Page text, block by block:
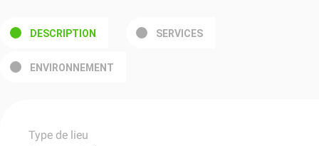
DESCRIPTION SERVICES
ENVIRONNEMENT
Type de lieu